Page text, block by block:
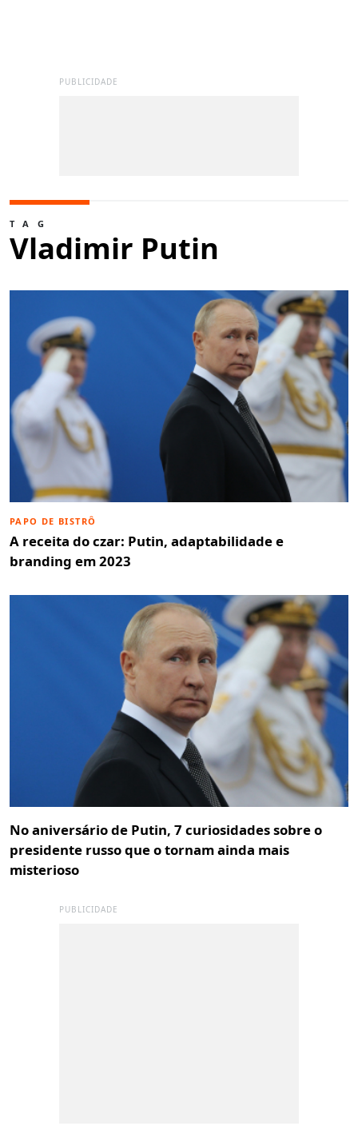
PUBLICIDADE
TAG
Vladimir Putin
PAPO DE BISTRÔ
A receita do czar: Putin, adaptabilidade e
branding em 2023
No aniversário de Putin, 7 curiosidades sobre o
presidente russo que o tornam ainda mais
misterioso
PUBLICIDADE